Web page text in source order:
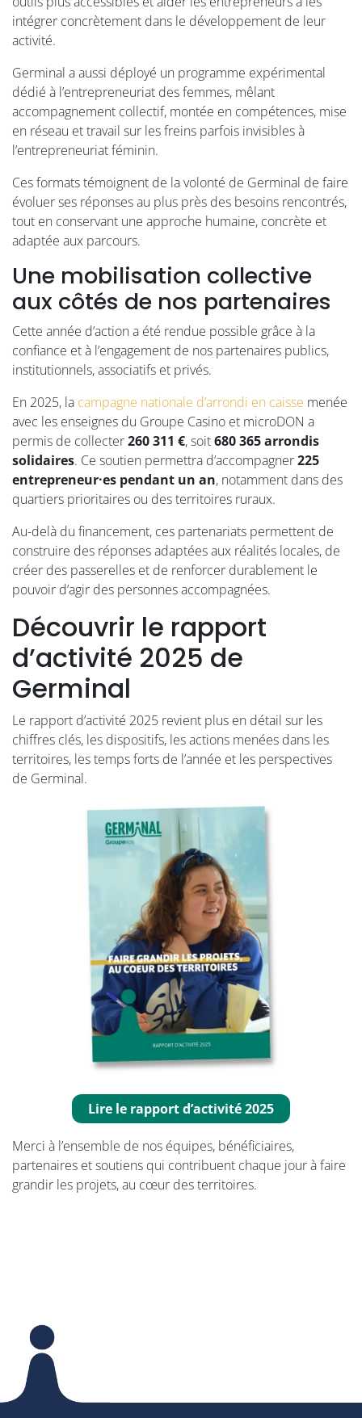
intégrer concrètement dans le développement de leur
activité.
Germinal a aussi déployé un programme expérimental
dédié à l’entrepreneuriat des femmes, mêlant
accompagnement collectif, montée en compétences, mise
en réseau et travail sur les freins parfois invisibles à
l’entrepreneuriat féminin.
Ces formats témoignent de la volonté de Germinal de faire
évoluer ses réponses au plus près des besoins rencontrés,
tout en conservant une approche humaine, concrète et
adaptée aux parcours.
Une mobilisation collective
aux côtés de nos partenaires
Cette année d’action a été rendue possible grâce à la
confiance et à l’engagement de nos partenaires publics,
institutionnels, associatifs et privés.
En 2025, la campagne nationale d’arrondi en caisse menée
avec les enseignes du Groupe Casino et microDON a
permis de collecter260 311 €, soit680 365 arrondis
solidaires. Ce soutien permettra d’accompagner225
entrepreneur·es pendant un an, notamment dans des
quartiers prioritaires ou des territoires ruraux.
Au-delà du financement, ces partenariats permettent de
construire des réponses adaptées aux réalités locales, de
créer des passerelles et de renforcer durablement le
pouvoir d’agir des personnes accompagnées.
Découvrir le rapport
d’activité 2025 de
Germinal
Le rapport d’activité 2025 revient plus en détail sur les
chiffres clés, les dispositifs, les actions menées dans les
territoires, les temps forts de l’année et les perspectives
de Germinal.
Lire le rapport d’activité 2025
Merci à l’ensemble de nos équipes, bénéficiaires,
partenaires et soutiens qui contribuent chaque jour à faire
grandir les projets, au cœur des territoires.